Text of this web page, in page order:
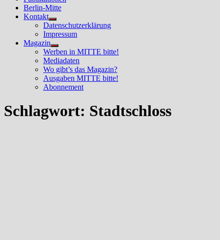
Berlin-Mitte
Kontakt
Untermenü
anzeigen
Datenschutzerklärung
Impressum
Magazin
Untermenü
anzeigen
Werben in MITTE bitte!
Mediadaten
Wo gibt’s das Magazin?
Ausgaben MITTE bitte!
Abonnement
Schlagwort: Stadtschloss